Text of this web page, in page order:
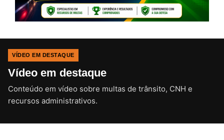
VÍDEO EM DESTAQUE
Vídeo em destaque
Conteúdo em vídeo sobre multas de trânsito, CNH e
recursos administrativos.CLIQUE PARA ATIVAR O SOM